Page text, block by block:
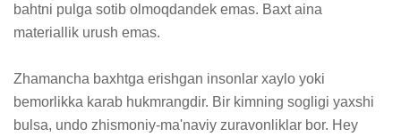
bahtni pulga sotib olmoqdandek emas. Baxt aina
materiallik urush emas.
Zhamancha baxhtga erishgan insonlar xaylo yoki
bemorlikka karab hukmrangdir. Bir kimning sogligi yaxshi
bulsa, undo zhismoniy-ma'naviy zuravonliklar bor. Hey